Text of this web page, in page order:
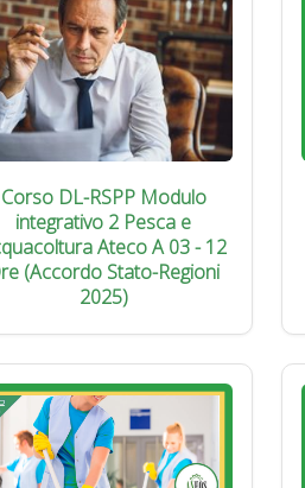
Corso DL-RSPP Modulo
integrativo 2 Pesca e
Ateco A 03 - 12
(Accordo Stato-Regioni
2025)